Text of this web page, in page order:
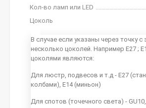
Кол-во ламп или LED
Цоколь
В случае если указаны через точку
несколько цоколей. Например E27 ;
цоколями являются:
Для люстр, подвесов и т.д - E27
колбами), E14 (миньон)
Для спотов (точечного света) - GU10,